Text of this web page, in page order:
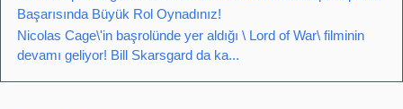
Başarısında Büyük Rol Oynadınız!
Nicolas Cage\'in başrolünde yer aldığı \ Lord of War\ filminin
devamı geliyor! Bill Skarsgard da ka...